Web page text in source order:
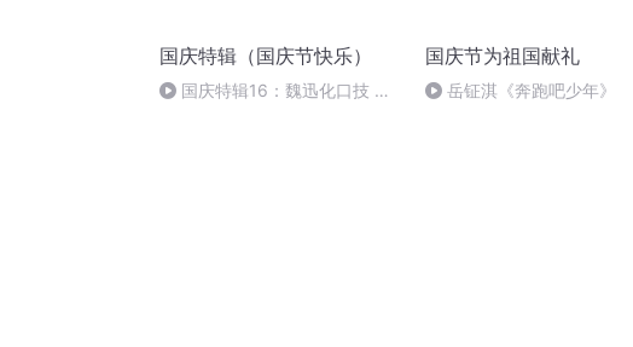
国庆特辑（国庆节快乐）
国庆特辑16：魏迅化口技 二
国庆节为祖国献礼
岳钲淇《奔跑吧少年》